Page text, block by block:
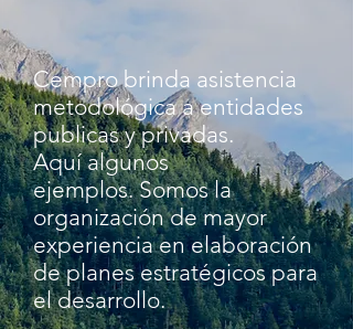
Cempro brinda asistencia
metodológica a entidades
publicas y privadas.
Aquí algunos
ejemplos.Somos la
organización de mayor
experiencia enelaboración
de planes estratégicos para
el desarrollo.